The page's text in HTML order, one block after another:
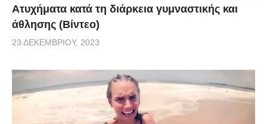
Aτυχήματα κατά τη διάρκεια γυμναστικής και
άθλησης (Βίντεο)
23 ΔΕΚΕΜΒΡΊΟΥ, 2023